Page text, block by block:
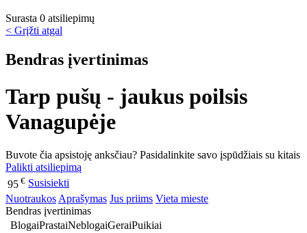
Surasta 0 atsiliepimų
< Grįžti atgal
Bendras įvertinimas
Tarp pušų - jaukus poilsis
Vanagupėje
Buvote čia apsistoję anksčiau? Pasidalinkite savo įspūdžiais su kitais
Palikti atsiliepimą
95 € Susisiekti
Nuotraukos Aprašymas Jus priims Vieta mieste
Bendras įvertinimas
BlogaiPrastaiNeblogaiGeraiPuikiai